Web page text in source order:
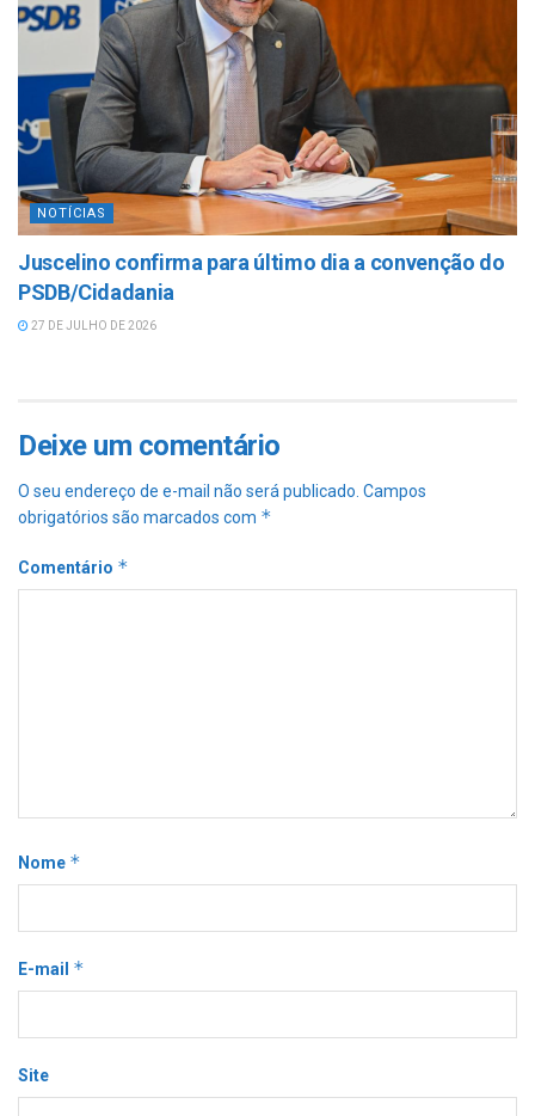
NOTÍCIAS
Juscelino confirma para último dia a convenção do
PSDB/Cidadania
27 DE JULHO DE 2026
Deixe um comentário
O seu endereço de e-mail não será publicado. Campos
obrigatórios são marcados com *
Comentário *
Nome *
E-mail *
Site